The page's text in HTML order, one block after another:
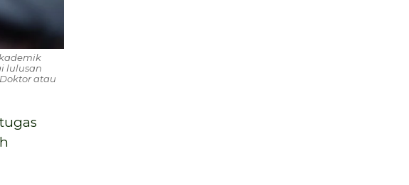
lulusan
atau